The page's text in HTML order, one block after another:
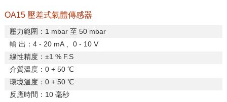
OA15 壓差式氣體傳感器
壓力範圍： 1 mbar 至 50 mbar
輸 出： 4 - 20 mA、 0 - 10 V
線性精度：±1 % F.S
介質溫度： 0 + 50 ℃
環境溫度： 0 + 50 ℃
反應時間： 10 毫秒